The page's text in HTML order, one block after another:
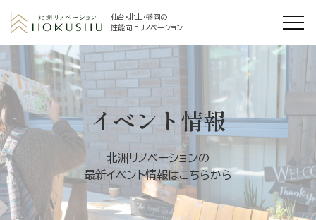
仙台・北上・盛岡の
性能向上リノベーション
イベント情報
北洲リノベーションの
最新イベント情報はこちらから